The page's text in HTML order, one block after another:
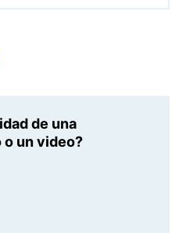
de una
un video?